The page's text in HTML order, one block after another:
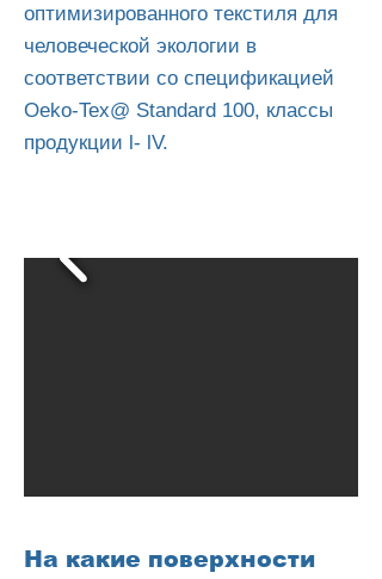
оптимизированного текстиля для
человеческой экологии в
соответствии со спецификацией
Oeko-Tex@ Standard 100, классы
продукции l- lV.
На какие поверхности